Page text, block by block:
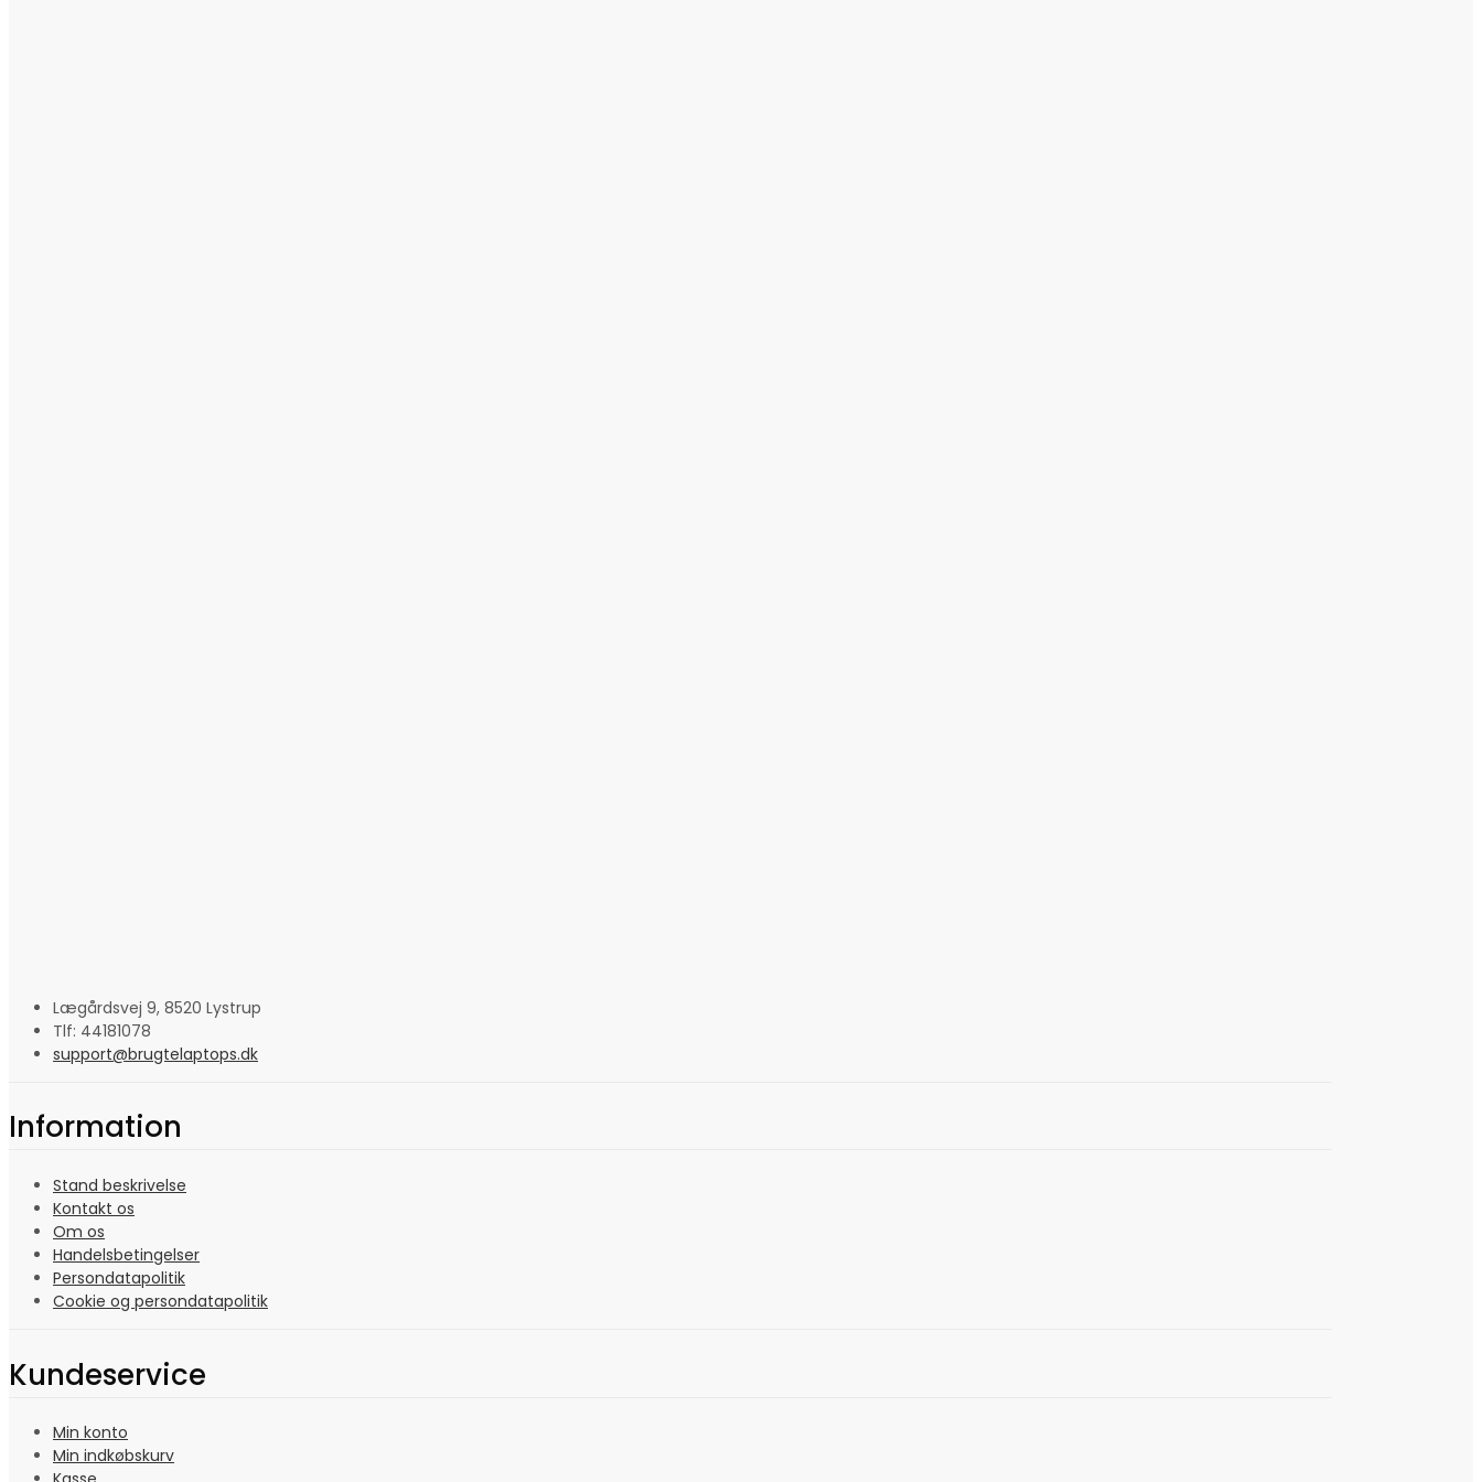
Lægårdsvej 9, 8520 Lystrup
Tlf: 44181078
support@brugtelaptops.dk
Information
Stand beskrivelse
Kontakt os
Om os
Handelsbetingelser
Persondatapolitik
Cookie og persondatapolitik
Kundeservice
Min konto
Min indkøbskurv